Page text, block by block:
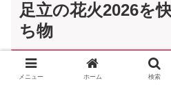
足立の花火2026を
ち物
メニュー ホーム 検索